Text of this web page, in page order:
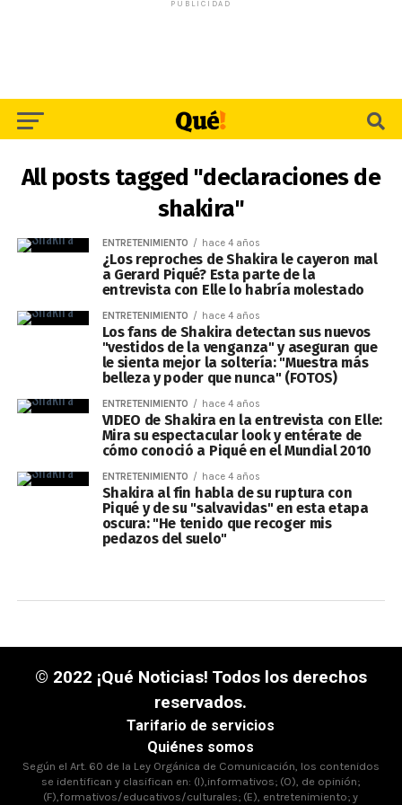
PUBLICIDAD
All posts tagged "declaraciones de
shakira"
ENTRETENIMIENTO hace 4 años
¿Los reproches de Shakira le cayeron mal
a Gerard Piqué? Esta parte de la
entrevista con Elle lo habría molestado
ENTRETENIMIENTO hace 4 años
Los fans de Shakira detectan sus nuevos
"vestidos de la venganza" y aseguran que
le sienta mejor la soltería: "Muestra más
belleza y poder que nunca" (FOTOS)
ENTRETENIMIENTO hace 4 años
VIDEO de Shakira en la entrevista con Elle:
Mira su espectacular look y entérate de
cómo conoció a Piqué en el Mundial 2010
ENTRETENIMIENTO hace 4 años
Shakira al fin habla de su ruptura con
Piqué y de su "salvavidas" en esta etapa
oscura: "He tenido que recoger mis
pedazos del suelo"
© 2022 ¡Qué Noticias! Todos los derechos
reservados.
Tarifario de servicios
Quiénes somos
Según el Art. 60 de la Ley Orgánica de Comunicación, los contenidos
se identifican y clasifican en: (I),informativos; (O), de opinión;
(F),formativos/educativos/culturales; (E), entretenimiento; y